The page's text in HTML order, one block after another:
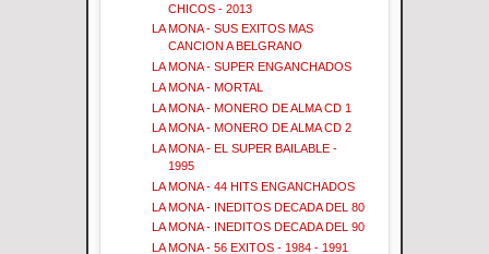
CHICOS - 2013
LA MONA - SUS EXITOS MAS
CANCION A BELGRANO
LA MONA - SUPER ENGANCHADOS
LA MONA - MORTAL
LA MONA - MONERO DE ALMA CD 1
LA MONA - MONERO DE ALMA CD 2
LA MONA - EL SUPER BAILABLE -
1995
LA MONA - 44 HITS ENGANCHADOS
LA MONA - INEDITOS DECADA DEL 80
LA MONA - INEDITOS DECADA DEL 90
LA MONA - 56 EXITOS - 1984 - 1991